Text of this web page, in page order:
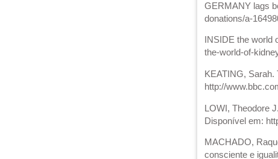
GERMANY lags
donations/a-
INSIDE the
the-world-of-
KEATING, Sarah.
http://
LOWI, Theodore
Disponível em:
MACHADO,
consciente e